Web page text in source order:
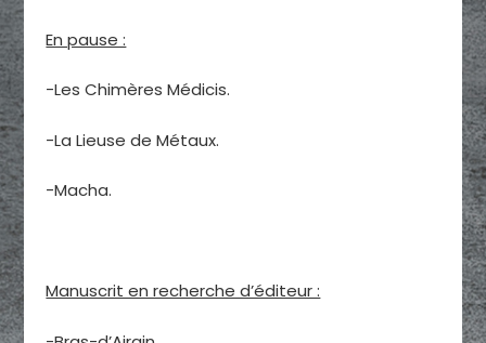
En pause :
-Les Chimères Médicis.
-La Lieuse de Métaux.
-Macha.
Manuscrit en recherche d’éditeur :